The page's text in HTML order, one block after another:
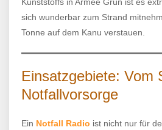
sich wunderbar zum Strand
Tonne auf dem Kanu verstauen.
Einsatzgebiete: Vom
Notfallvorsorge
Ein Notfall Radio ist nicht nur für